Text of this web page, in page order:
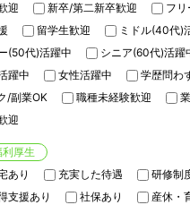
迎
新卒/第二新卒歓迎
フ
留学生歓迎
ミドル(40代)
(50代)活躍中
シニア(60代)活躍
躍中
女性活躍中
学歴問わ
/副業OK
職種未経験歓迎
迎
厚生
あり
充実した待遇
研修制
支援あり
社保あり
産休・